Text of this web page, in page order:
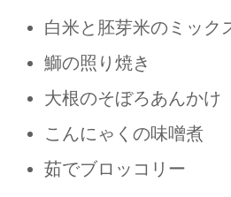
白米と胚芽米のミック
鰤の照り焼き
大根のそぼろあんかけ
こんにゃくの味噌煮
茹でブロッコリー